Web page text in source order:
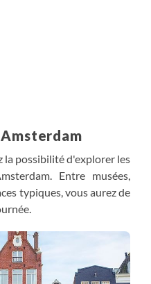
la possibilité d'explorer les
Entre musées,
typiques, vous aurez de